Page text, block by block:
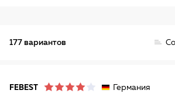
177 вариантов
FEBEST Германия